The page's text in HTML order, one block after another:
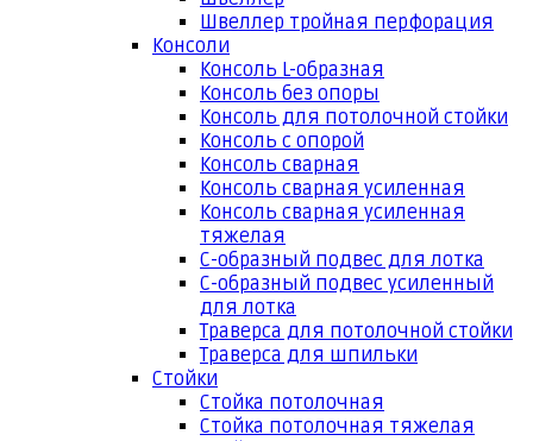
Швеллер тройная перфорация
Консоли
Консоль L-образная
Консоль без опоры
Консоль для потолочной стойки
Консоль с опорой
Консоль сварная
Консоль сварная усиленная
Консоль сварная усиленная
тяжелая
С-образный подвес для лотка
С-образный подвес усиленный
для лотка
Траверса для потолочной стойки
Траверса для шпильки
Стойки
Стойка потолочная
Стойка потолочная тяжелая